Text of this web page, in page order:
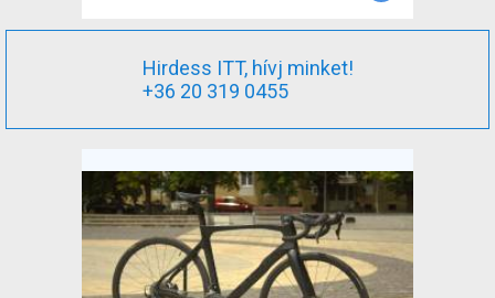
Hirdess ITT, hívj minket!
+36 20 319 0455